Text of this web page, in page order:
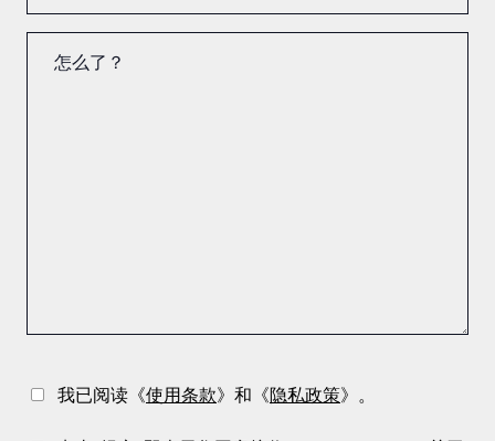
我已阅读《使用条款》和《 隐私政策》。